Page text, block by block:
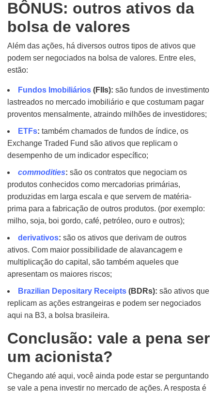
BÔNUS: outros ativos da
bolsa de valores
Além das ações, há diversos outros tipos de ativos que
podem ser negociados na bolsa de valores. Entre eles,
estão:
Fundos Imobiliários (FIIs): são fundos de investimento
lastreados no mercado imobiliário e que costumam pagar
proventos mensalmente, atraindo milhões de investidores;
ETFs: também chamados de fundos de índice, os
Exchange Traded Fund são ativos que replicam o
desempenho de um indicador específico;
commodities: são os contratos que negociam os
produtos conhecidos como mercadorias primárias,
produzidas em larga escala e que servem de matéria-
prima para a fabricação de outros produtos. (por exemplo:
milho, soja, boi gordo, café, petróleo, ouro e outros);
derivativos: são os ativos que derivam de outros
ativos. Com maior possibilidade de alavancagem e
multiplicação do capital, são também aqueles que
apresentam os maiores riscos;
Brazilian Depositary Receipts (BDRs): são ativos que
replicam as ações estrangeiras e podem ser negociados
aqui na B3, a bolsa brasileira.
Conclusão: vale a pena ser
um acionista?
Chegando até aqui, você ainda pode estar se perguntando
se vale a pena investir no mercado de ações. A resposta é